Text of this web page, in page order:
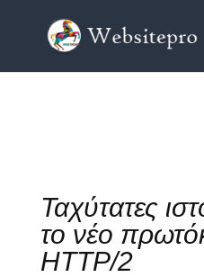
Ταχύτατες
το νέο
HTTP/2